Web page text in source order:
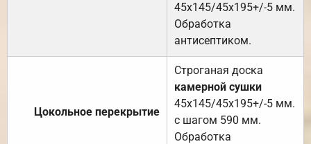
45х145/45х195+/-5 мм.
Обработка
антисептиком.
Цокольное перекрытие
Строганая доска
камерной сушки
45х145/45х195+/-5 мм.
с шагом 590 мм.
Обработка